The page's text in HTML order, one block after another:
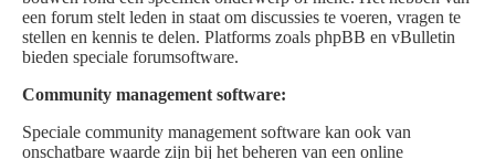
een forum stelt leden in staat om discussies te voeren, vragen te
stellen en kennis te delen. Platforms zoals phpBB en vBulletin
bieden speciale forumsoftware.
Community management software:
Speciale community management software kan ook van
onschatbare waarde zijn bij het beheren van een online